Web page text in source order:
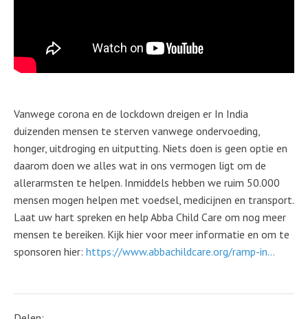
Vanwege corona en de lockdown dreigen er In India
duizenden mensen te sterven vanwege ondervoeding,
honger, uitdroging en uitputting. Niets doen is geen optie en
daarom doen we alles wat in ons vermogen ligt om de
allerarmsten te helpen. Inmiddels hebben we ruim 50.000
mensen mogen helpen met voedsel, medicijnen en transport.
Laat uw hart spreken en help Abba Child Care om nog meer
mensen te bereiken. Kijk hier voor meer informatie en om te
sponsoren hier: https://www.abbachildcare.org/ramp-in...